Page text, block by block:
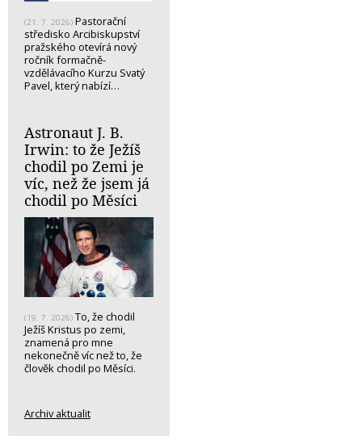
(21. 7. 2026) Pastorační
středisko Arcibiskupství
pražského otevírá nový
ročník formačně-
vzdělávacího Kurzu Svatý
Pavel, který nabízí…
Astronaut J. B.
Irwin: to že Ježíš
chodil po Zemi je
víc, než že jsem já
chodil po Měsíci
(19. 7. 2026) To, že chodil
Ježíš Kristus po zemi,
znamená pro mne
nekonečně víc než to, že
člověk chodil po Měsíci.
Archiv aktualit